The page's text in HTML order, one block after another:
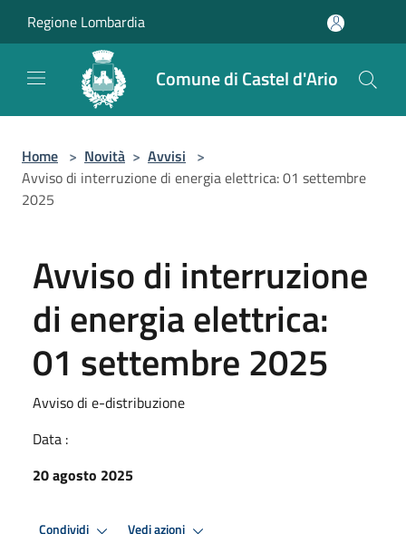
Regione Lombardia
Comune di Castel d'Ario
Home > Novità > Avvisi >
Avviso di interruzione di energia elettrica: 01 settembre
2025
Avviso di interruzione
di energia elettrica:
01 settembre 2025
Avviso di e-distribuzione
Data :
20 agosto 2025
Condividi Vedi azioni